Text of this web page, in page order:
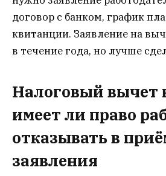
договор с банком, график
квитанции. Заявление на
в течение года, но лучше
Налоговый вычет
имеет ли право
отказывать в
заявления